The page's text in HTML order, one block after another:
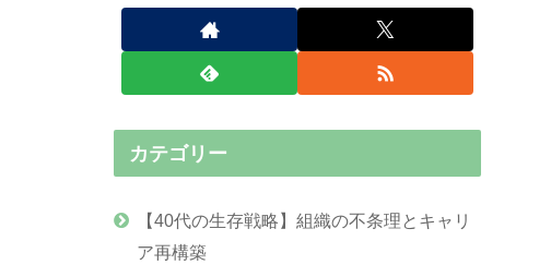
カテゴリー
【40代の生存戦略】組織の不条理とキャリ
ア再構築